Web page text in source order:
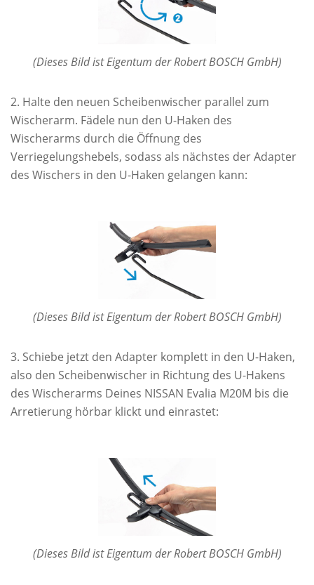
(Dieses Bild ist Eigentum der Robert BOSCH GmbH)
Halte den neuen Scheibenwischer parallel zum
Wischerarm. Fädele nun den U-Haken des
Wischerarms durch die Öffnung des
Verriegelungshebels, sodass als nächstes der Adapter
des Wischers in den U-Haken gelangen kann:
(Dieses Bild ist Eigentum der Robert BOSCH GmbH)
Schiebe jetzt den Adapter komplett in den U-Haken,
also den Scheibenwischer in Richtung des U-Hakens
des Wischerarms Deines NISSAN Evalia M20M bis die
Arretierung hörbar klickt und einrastet:
(Dieses Bild ist Eigentum der Robert BOSCH GmbH)